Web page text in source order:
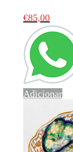
€85,00
Adicionar